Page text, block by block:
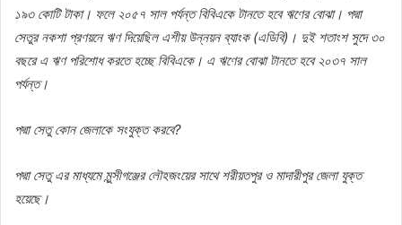
১৯৩ কোটি টাকা। ফলে ২০৫৭ সাল পর্যন্ত বিবিএকে টানতে হবে ঋণের বোঝা। পদ্মা
সেতুর নকশা প্রণয়নে ঋণ দিয়েছিল এশীয় উন্নয়ন ব্যাংক(এডিবি) । দুই শতাংশ সুদে ৩০
বছরে এ ঋণ পরিশোধ করতে হচ্ছে বিবিএকে। এ ঋণের বোঝা টানতে হবে ২০৩৭ সাল
পর্যন্ত।
পদ্মা সেতু কোন জেলাকে সংযুক্ত করবে?
পদ্মা সেতু এর মাধ্যমে মুন্সীগঞ্জের লৌহজংয়ের সাথে শরীয়তপুর ও মাদারীপুর জেলা যুক্ত
হয়েছে।